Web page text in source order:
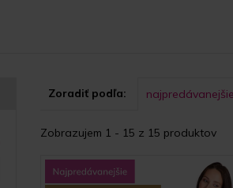
Zoradiť podľa: najpredávanejšie
Zobrazujem 1 - 15 z 15 produktov